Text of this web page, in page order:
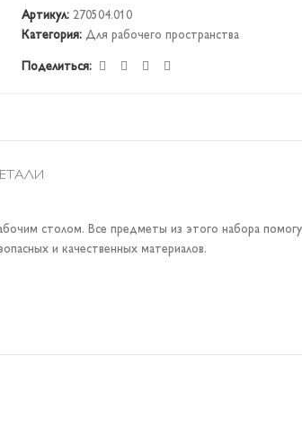
Артикул: 270504.010
Категория: Для рабочего пространства
Поделиться:
столом. Все предметы из этого набора
и качественных материалов.